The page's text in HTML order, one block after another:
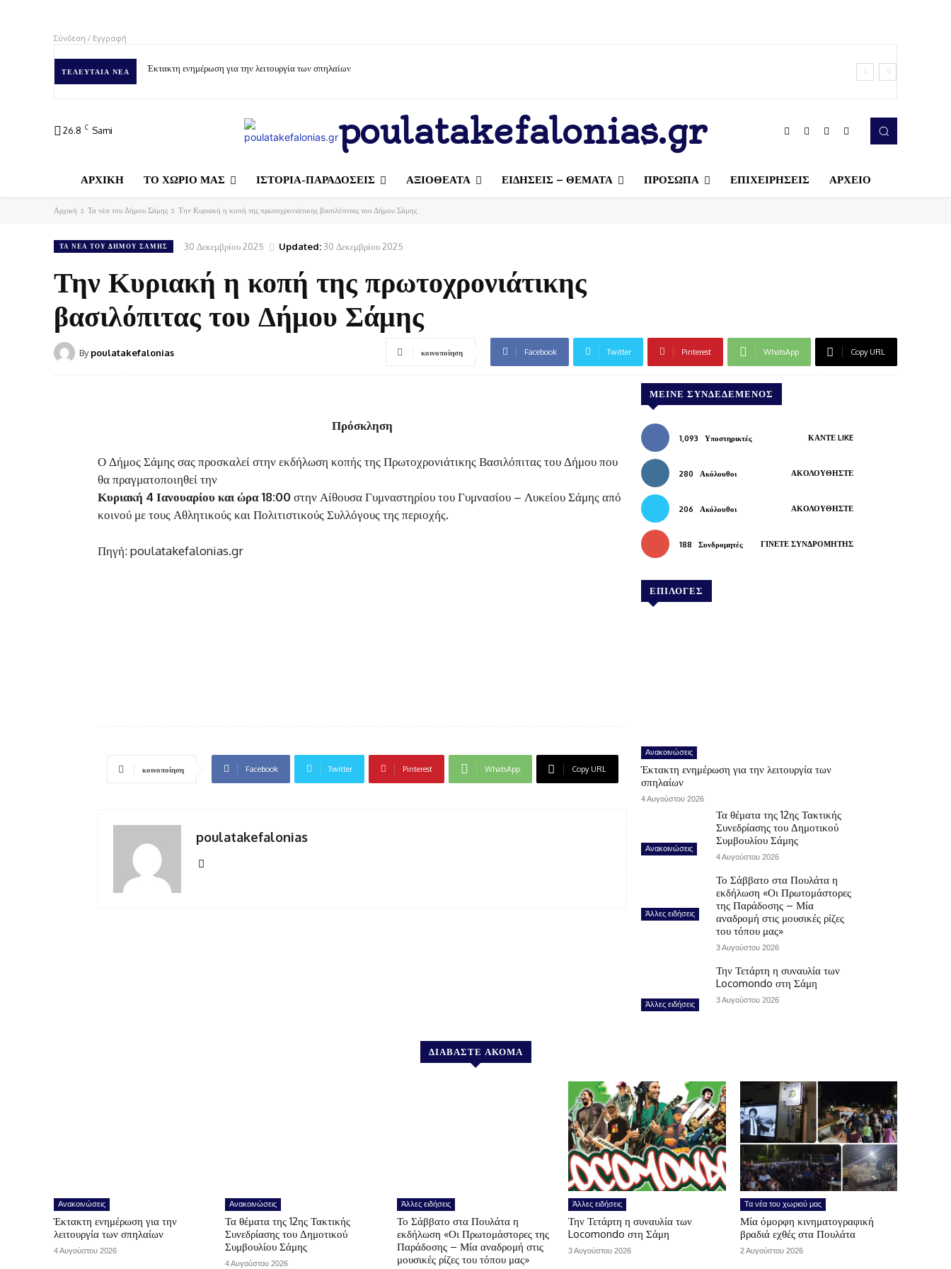
Σύνδεση / Εγγραφή
ΤΕΛΕΥΤΑΊΑ ΝΈΑ Έκτακτη ενημέρωση για την λειτουργία των σπηλαίων
26.8 C Sami poulatakefalonias.gr
ΑΡΧΙΚΗ ΤΟ ΧΩΡΙΟ ΜΑΣ ΙΣΤΟΡΙΑ-ΠΑΡΑΔΟΣΕΙΣ ΑΞΙΟΘΕΑΤΑ ΕΙΔΗΣΕΙΣ – ΘΕΜΑΤΑ ΠΡΟΣΩΠΑ ΕΠΙΧΕΙΡΗΣΕΙΣ ΑΡΧΕΙΟ
Αρχική Τα νέα του Δήμου Σάμης Την Κυριακή η κοπή της πρωτοχρονιάτικης βασιλόπιτας του Δήμου Σάμης
ΤΑ ΝΈΑ ΤΟΥ ΔΉΜΟΥ ΣΆΜΗΣ 30 Δεκεμβρίου 2025 Updated: 30 Δεκεμβρίου 2025
Την Κυριακή η κοπή της πρωτοχρονιάτικης
βασιλόπιτας του Δήμου Σάμης
By poulatakefalonias κοινοποίηση Facebook Twitter Pinterest WhatsApp Copy URL
Πρόσκληση
Ο Δήμος Σάμης σας προσκαλεί στην εκδήλωση κοπής της Πρωτοχρονιάτικης Βασιλόπιτας του Δήμου που
θα πραγματοποιηθεί την
Κυριακή 4 Ιανουαρίου και ώρα 18:00στην Αίθουσα Γυμναστηρίου του Γυμνασίου – Λυκείου Σάμης από
κοινού με τους Αθλητικούς και Πολιτιστικούς Συλλόγους της περιοχής.
Πηγή: poulatakefalonias.gr
κοινοποίηση Facebook Twitter Pinterest WhatsApp Copy URL
poulatakefalonias
ΜΕΊΝΕ ΣΥΝΔΕΔΕΜΈΝΟΣ
1,093 Υποστηρικτές ΚΆΝΤΕ LIKE
280 Ακόλουθοι ΑΚΟΛΟΥΘΉΣΤΕ
206 Ακόλουθοι ΑΚΟΛΟΥΘΉΣΤΕ
188 Συνδρομητές ΓΊΝΕΤΕ ΣΥΝΔΡΟΜΗΤΉΣ
ΕΠΙΛΟΓΕΣ
Ανακοινώσεις
Έκτακτη ενημέρωση για την λειτουργία των
σπηλαίων
4 Αυγούστου 2026
Ανακοινώσεις
Τα θέματα της 12ης Τακτικής
Συνεδρίασης του Δημοτικού
Συμβουλίου Σάμης
4 Αυγούστου 2026
Άλλες ειδήσεις
Το Σάββατο στα Πουλάτα η
εκδήλωση «Οι Πρωτομάστορες
της Παράδοσης – Μία
αναδρομή στις μουσικές ρίζες
του τόπου μας»
3 Αυγούστου 2026
Άλλες ειδήσεις
Την Τετάρτη η συναυλία των
Locomondo στη Σάμη
3 Αυγούστου 2026
ΔΙΑΒΑΣΤΕ ΑΚΟΜΑ
Ανακοινώσεις
Έκτακτη ενημέρωση για την
λειτουργία των σπηλαίων
4 Αυγούστου 2026
Ανακοινώσεις
Τα θέματα της 12ης Τακτικής
Συνεδρίασης του Δημοτικού
Συμβουλίου Σάμης
4 Αυγούστου 2026
Άλλες ειδήσεις
Το Σάββατο στα Πουλάτα η
εκδήλωση «Οι Πρωτομάστορες της
Παράδοσης – Μία αναδρομή στις
μουσικές ρίζες του τόπου μας»
Άλλες ειδήσεις
Την Τετάρτη η συναυλία των
Locomondo στη Σάμη
3 Αυγούστου 2026
Τα νέα του χωριού μας
Μία όμορφη κινηματογραφική
βραδιά εχθές στα Πουλάτα
2 Αυγούστου 2026